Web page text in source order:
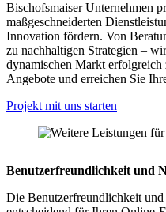
Bischofsmaiser Unternehmen
maßgeschneiderten
Innovation fördern. Von
zu nachhaltigen Strategien –
dynamischen Markt erfolgreich
Angebote und erreichen Sie
Projekt mit uns starten
Benutzerfreundlichkeit und
Die Benutzerfreundlichkeit